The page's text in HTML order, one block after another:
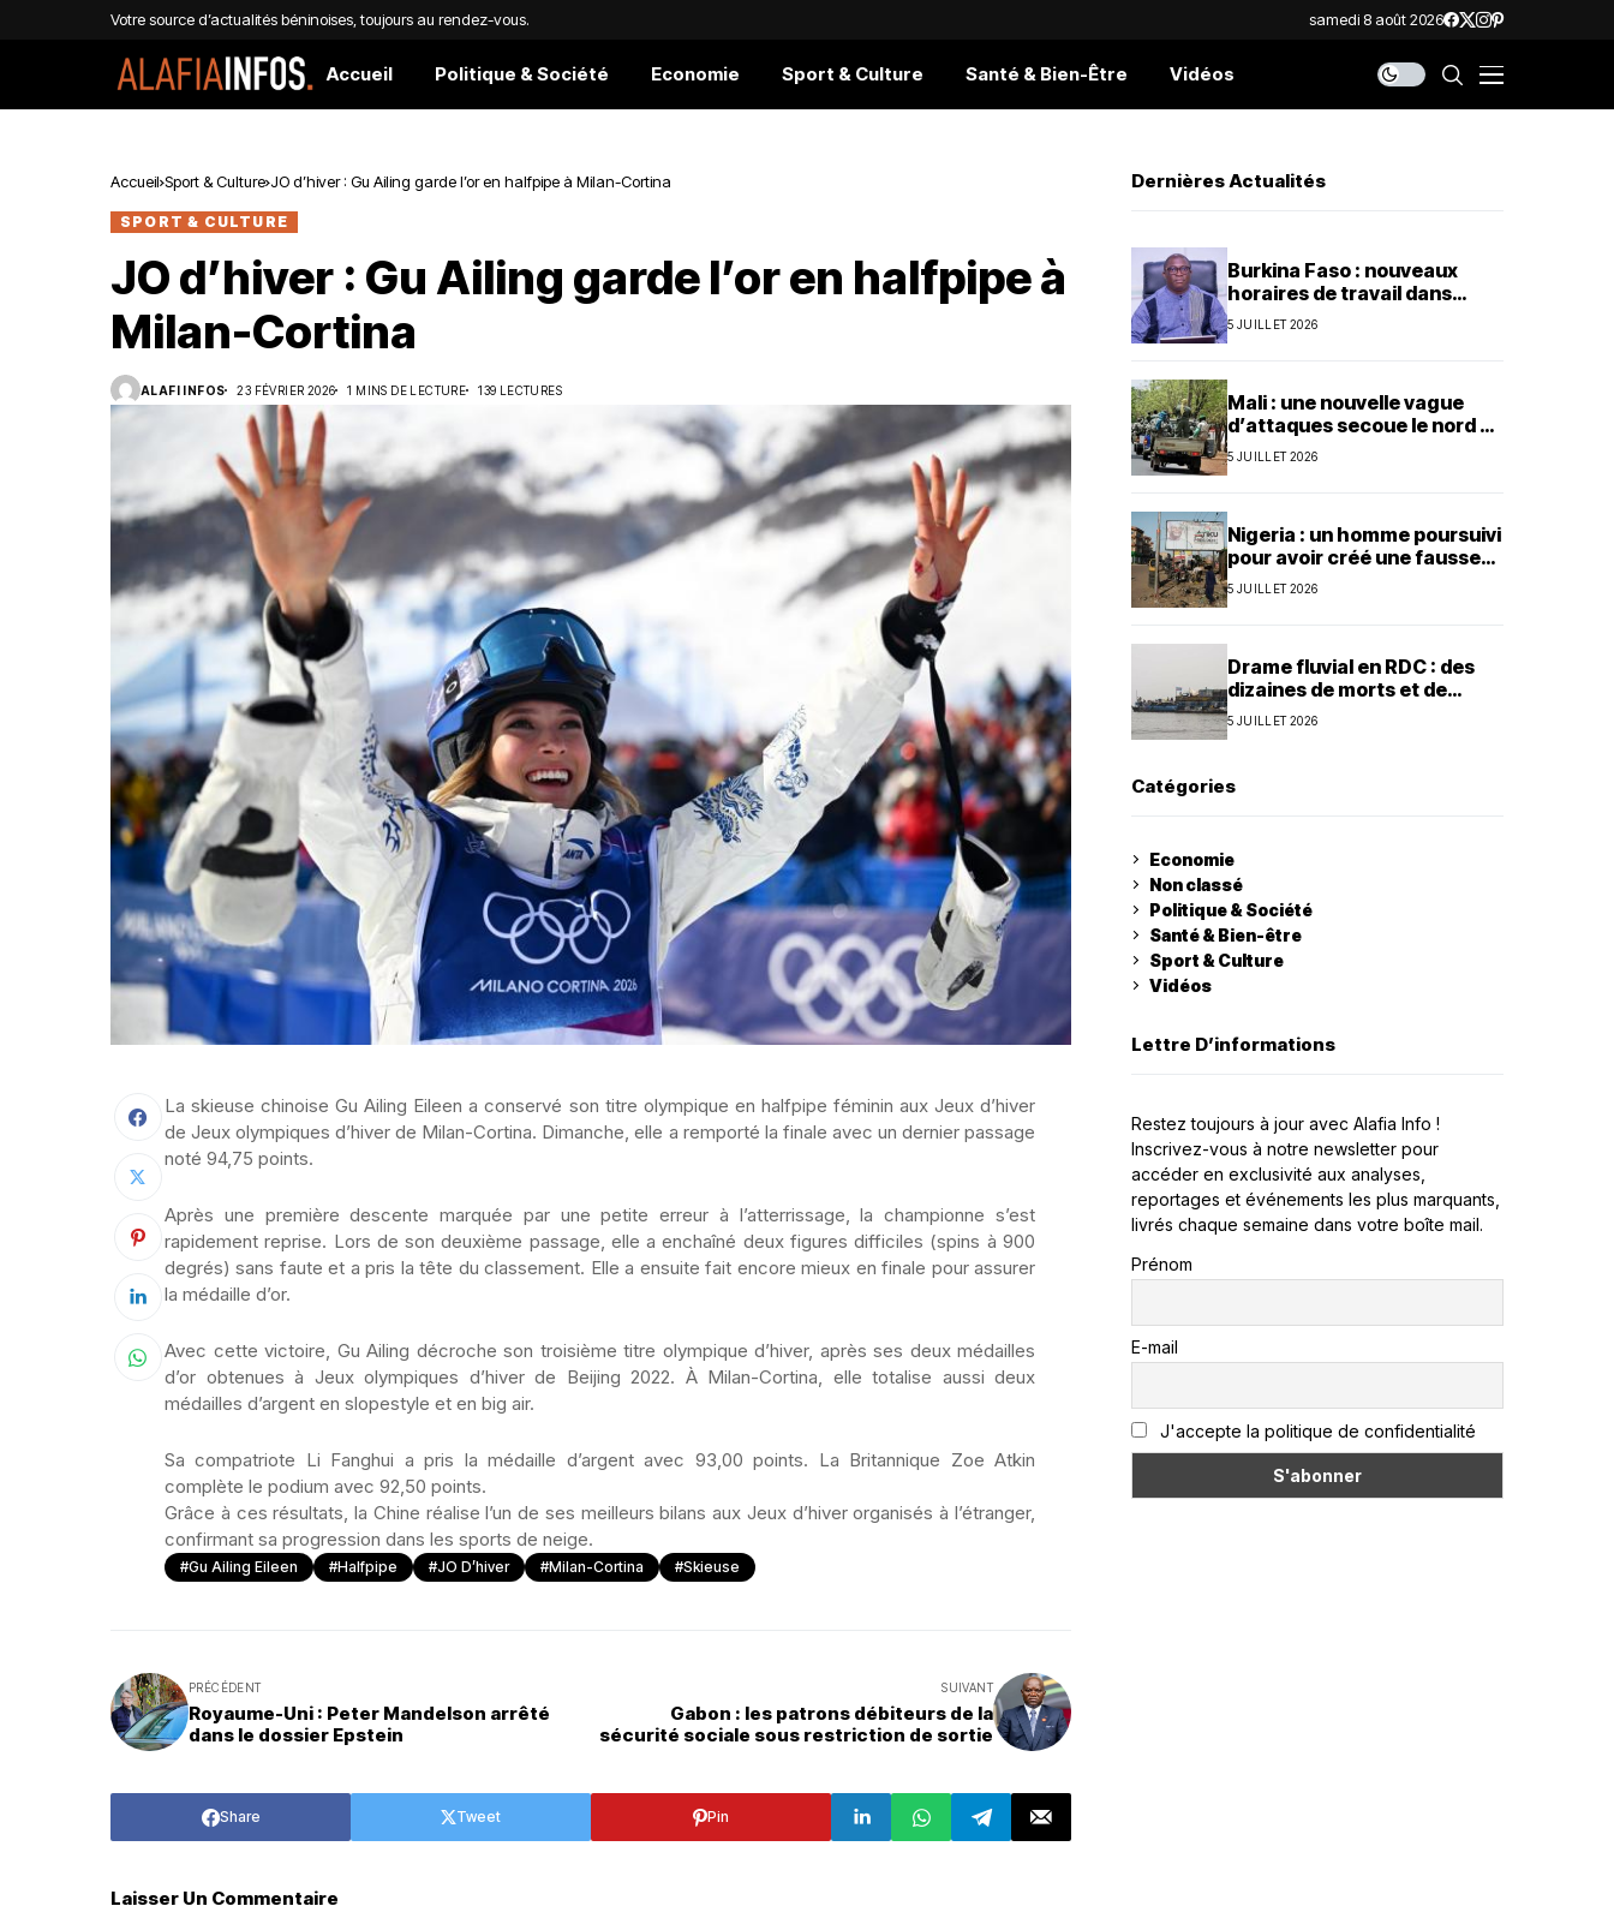
Votre source d’actualités béninoises, toujours au rendez-vous. samedi 8 août 2026
Accueil Politique & Société Economie Sport & Culture Santé & Bien-Être Vidéos
Accueil Sport & Culture JO d’hiver : Gu Ailing garde l’or en halfpipe à Milan-Cortina
SPORT & CULTURE
JO d’hiver : Gu Ailing garde l’or en halfpipe à
Milan-Cortina
ALAFI INFOS 23 FÉVRIER 2026 1 MINS DE LECTURE 139 LECTURES
La skieuse chinoise Gu Ailing Eileen a conservé son titre olympique en halfpipe féminin aux Jeux d’hiver
de Jeux olympiques d’hiver de Milan-Cortina. Dimanche, elle a remporté la finale avec un dernier passage
noté 94,75 points.
Après une première descente marquée par une petite erreur à l’atterrissage, la championne s’est
rapidement reprise. Lors de son deuxième passage, elle a enchaîné deux figures difficiles (spins à 900
degrés) sans faute et a pris la tête du classement. Elle a ensuite fait encore mieux en finale pour assurer
la médaille d’or.
Avec cette victoire, Gu Ailing décroche son troisième titre olympique d’hiver, après ses deux médailles
d’or obtenues à Jeux olympiques d’hiver de Beijing 2022. À Milan-Cortina, elle totalise aussi deux
médailles d’argent en slopestyle et en big air.
Sa compatriote Li Fanghui a pris la médaille d’argent avec 93,00 points. La Britannique Zoe Atkin
complète le podium avec 92,50 points.
Grâce à ces résultats, la Chine réalise l’un de ses meilleurs bilans aux Jeux d’hiver organisés à l’étranger,
confirmant sa progression dans les sports de neige.
#Gu Ailing Eileen #halfpipe #JO D’hiver #Milan-Cortina #skieuse
PRÉCÉDENT
Royaume-Uni : Peter Mandelson arrêté
dans le dossier Epstein
SUIVANT
Gabon : les patrons débiteurs de la
sécurité sociale sous restriction de sortie
Share Tweet Pin
Laisser Un Commentaire
Dernières Actualités
Burkina Faso : nouveaux
horaires de travail dans
l’administration publique
5 JUILLET 2026
Mali : une nouvelle vague
d’attaques secoue le nord et
le centre du pays
5 JUILLET 2026
Nigeria : un homme poursuivi
pour avoir créé une fausse
agence de la présidence
5 JUILLET 2026
Drame fluvial en RDC : des
dizaines de morts et de
nombreux disparus à Ilebo
5 JUILLET 2026
Catégories
Economie
Non classé
Politique & Société
Santé & Bien-être
Sport & Culture
Vidéos
Lettre D’informations
Restez toujours à jour avec Alafia Info !
Inscrivez-vous à notre newsletter pour
accéder en exclusivité aux analyses,
reportages et événements les plus marquants,
livrés chaque semaine dans votre boîte mail.
Prénom
E-mail
J'accepte la politique de confidentialité